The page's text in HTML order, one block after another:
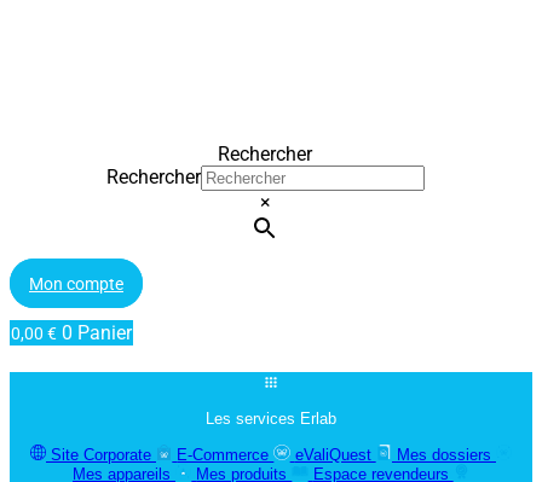
Rechercher
Rechercher
×
Mon compte
0,00 € 0 Panier
Les services Erlab
Site Corporate
E-Commerce eValiQuest
Mes dossiers
Mes appareils
Mes produits
Espace revendeurs